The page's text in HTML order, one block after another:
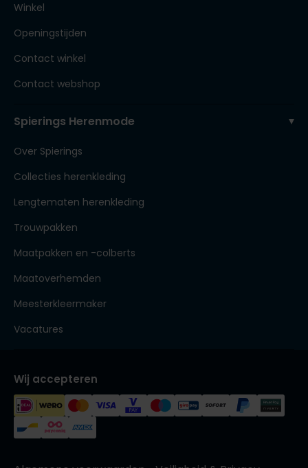
Winkel
Openingstijden
Contact winkel
Contact webshop
Spierings Herenmode
Over Spierings
Collecties herenkleding
Lengtematen herenkleding
Trouwpakken
Maatpakken en -colberts
Maatoverhemden
Meesterkleermaker
Vacatures
Wij accepteren